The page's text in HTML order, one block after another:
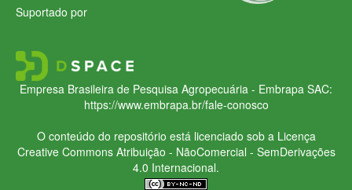
Suportado por
Empresa Brasileira de Pesquisa Agropecuária - Embrapa SAC:
https://www.embrapa.br/fale-conosco
O conteúdo do repositório está licenciado sob a Licença
Creative CommonsAtribuição - NãoComercial - SemDerivações
4.0 Internacional.